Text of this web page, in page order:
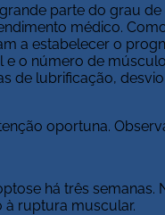
parte do grau
médico.
a estabelecer o
o número de
de lubrificação,
oportuna.
há três
ruptura muscular.